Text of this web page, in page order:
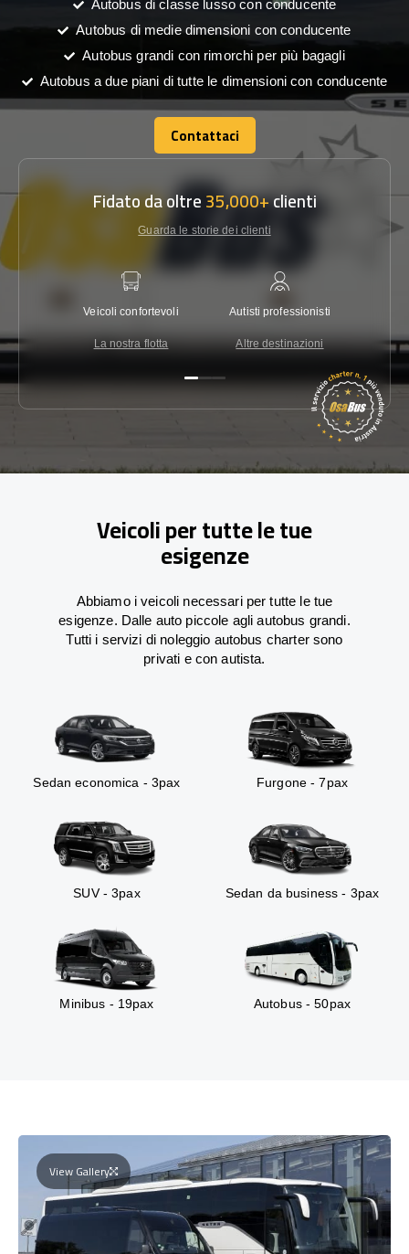
Autobus di classe lusso con conducente
Autobus di medie dimensioni con conducente
Autobus grandi con rimorchi per più bagagli
Autobus a due piani di tutte le dimensioni con conducente
Contattaci
Contattaci
Fidato da oltre35,000+clienti
Guarda le storie dei clienti
Veicoli confortevoli
La nostra flotta
Autisti professionisti
Altre destinazioni
Veicoli per tutte le tue
esigenze
Abbiamo i veicoli necessari per tutte le tue
esigenze. Dalle auto piccole agli autobus grandi.
Tutti i servizi di noleggio autobus charter sono
privati e con autista.
Sedan economica - 3pax Furgone - 7pax
SUV - 3pax Sedan da business - 3pax
Minibus - 19pax Autobus - 50pax
View Gallery